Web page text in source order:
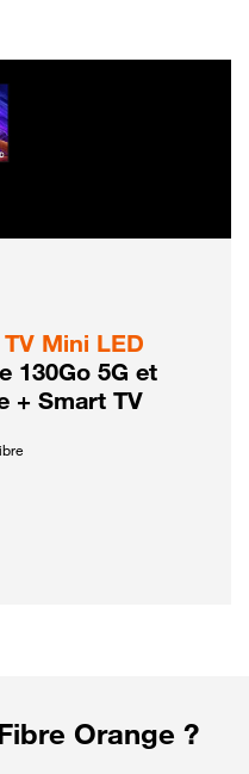
Mini LED
130Go 5G et
+ Smart TV
Orange ?